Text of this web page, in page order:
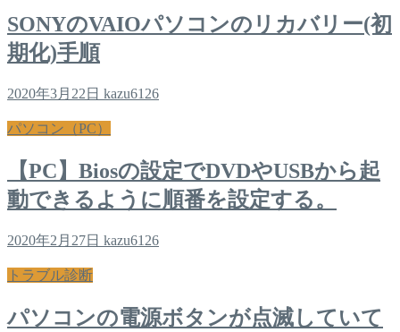
SONYのVAIOパソコンのリカバリー(初
期化)手順
2020年3月22日 kazu6126
パソコン（PC）
【PC】Biosの設定でDVDやUSBから起
動できるように順番を設定する。
2020年2月27日 kazu6126
トラブル診断
パソコンの電源ボタンが点滅していて